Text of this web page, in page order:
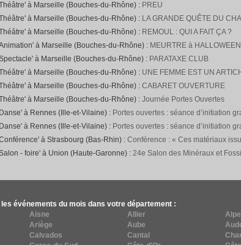
à Marseille (Bouches-du-Rhône) : PREU
à Marseille (Bouches-du-Rhône) : LA GRANDE QUÊTE DU
à Marseille (Bouches-du-Rhône) : REMOUL : QUI A FAIT ÇA ?
à Marseille (Bouches-du-Rhône) : MEURTRE à HALLOWEEN
à Marseille (Bouches-du-Rhône) : PARATAXE CLUB
à Marseille (Bouches-du-Rhône) : UNE FEMME EST UN
à Marseille (Bouches-du-Rhône) : CABARET OUVERTURE
à Marseille (Bouches-du-Rhône) : Journée Portes Ouvertes
à Rennes (Ille-et-Vilaine) : Portes ouvertes : séance d’initiation
à Rennes (Ille-et-Vilaine) : Portes ouvertes : séance d’initiation
à Strasbourg (Bas-Rhin) : Conférence : « Ces matériaux
- foire' à Union (Haute-Garonne) : 24e Salon des Minéraux et
événements du mois dans votre département :
Aisne Allier
Ariège Aube
Calvados Cantal